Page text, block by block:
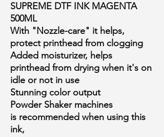
SUPREME DTF INK MAGENTA
500ML
With "Nozzle-care" it helps,
protect printhead from clogging
Added moisturizer, helps
printhead from drying when it's on
idle or not in use
Stunning color output
Powder Shaker machines
is recommended when using this
ink,